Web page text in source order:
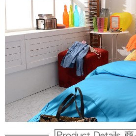
易，需依本服務之必要範圍內提供個人資料，
權轉讓予恩沛科技股份有限公司。
２．關於個人資料處理事宜，請瀏覽以下網址：
https://aftee.tw/terms/#terms3
３．未成年的使用者請事先徵得法定代理人或
「AFTEE先享後付」，若未經同意申辦者引起
任。
４．使用「AFTEE先享後付」時，將依據個別
時審查核予不同之上限額度；若仍有額度不足
請求用戶進行身份認證。
５．嚴禁一人註冊多個帳號或使用他人資訊註
恩沛科技股份有限公司將有權停止該用戶之使